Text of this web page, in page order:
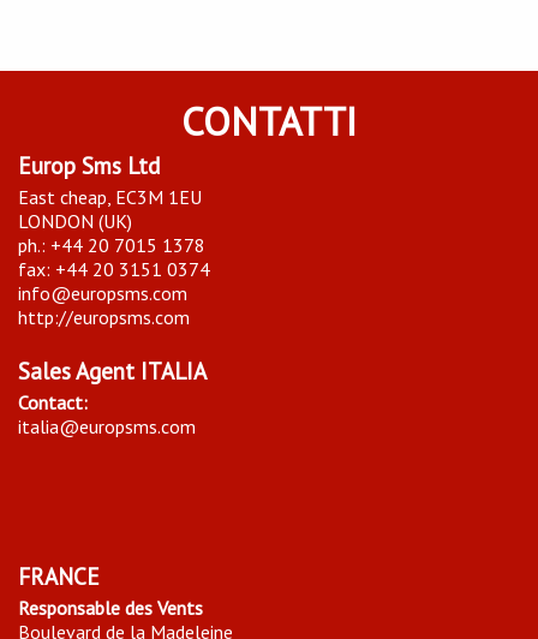
CONTATTI
Europ Sms Ltd
East cheap, EC3M 1EU
LONDON (UK)
ph.: +44 20 7015 1378
fax: +44 20 3151 0374
info@europsms.com
http://europsms.com
Sales Agent ITALIA
Contact:
italia@europsms.com
FRANCE
Responsable des Vents
Boulevard de la Madeleine